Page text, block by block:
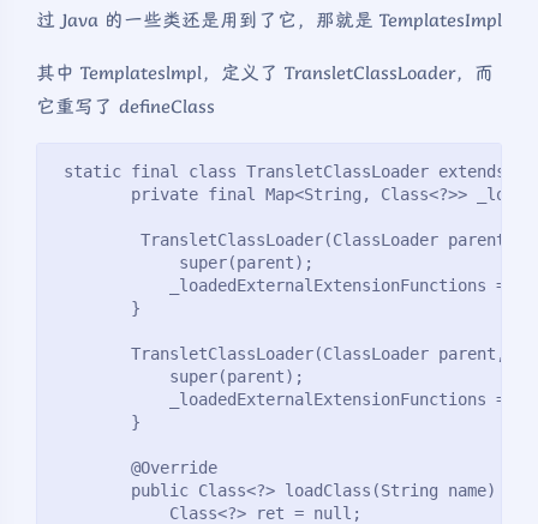
过 Java 的一些类还是用到了它，那就是 TemplatesImpl
其中 Templateslmpl，定义了 TransletClassLoader，而
它重写了 defineClass
static final class TransletClassLoader extends
private final Map<String, Class<?>>
TransletClassLoader(ClassLoader parent) {
super(parent);
_loadedExternalExtensionFunctions =
}
TransletClassLoader(ClassLoader parent,
super(parent);
_loadedExternalExtensionFunctions =
}
@Override
public Class<?> loadClass(String name)
Class<?> ret = null;